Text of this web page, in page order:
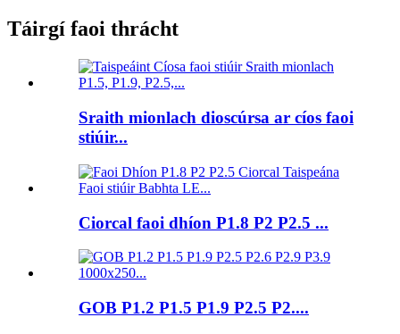
Táirgí faoi thrácht
Sraith mionlach dioscúrsa ar cíos faoi
stiúir...
Ciorcal faoi dhíon P1.8 P2 P2.5 ...
GOB P1.2 P1.5 P1.9 P2.5 P2....